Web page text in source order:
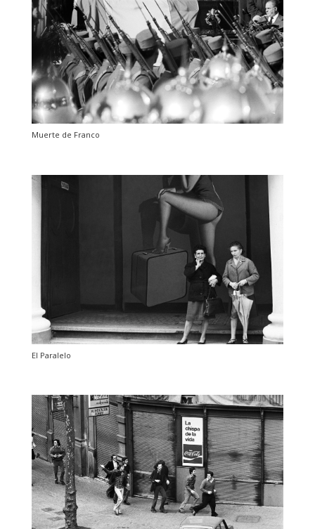
Muerte de Franco
El Paralelo